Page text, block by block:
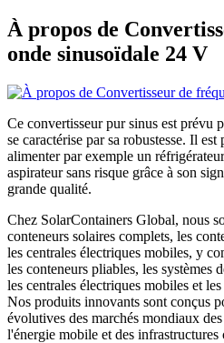
À propos de
onde sinusoïdale 24 V
Ce convertisseur pur sinus est prévu
se caractérise par sa robustesse. Il
alimenter par exemple un
aspirateur sans risque grâce à son
grande qualité.
Chez SolarContainers Global, nous
conteneurs solaires complets, les
les centrales électriques mobiles, y
les conteneurs pliables, les systèmes
les centrales électriques mobiles et
Nos produits innovants sont conçus
évolutives des marchés mondiaux
l'énergie mobile et des infrastructures